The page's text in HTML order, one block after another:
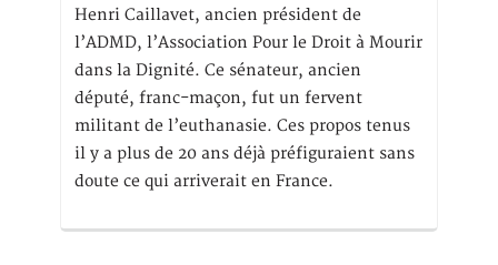
Henri Caillavet, ancien président de
l’ADMD, l’Association Pour le Droit à Mourir
dans la Dignité. Ce sénateur, ancien
député, franc-maçon, fut un fervent
militant de l’euthanasie. Ces propos tenus
il y a plus de 20 ans déjà préfiguraient sans
doute ce qui arriverait en France.